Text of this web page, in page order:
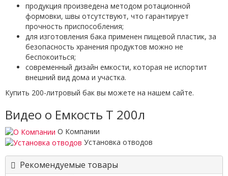
продукция произведена методом ротационной
формовки, швы отсутствуют, что гарантирует
прочность приспособления;
для изготовления бака применен пищевой пластик, за
безопасность хранения продуктов можно не
беспокоиться;
современный дизайн емкости, которая не испортит
внешний вид дома и участка.
Купить 200-литровый бак вы можете на нашем сайте.
Видео о Емкость T 200л
О Компании
Установка отводов
Рекомендуемые товары